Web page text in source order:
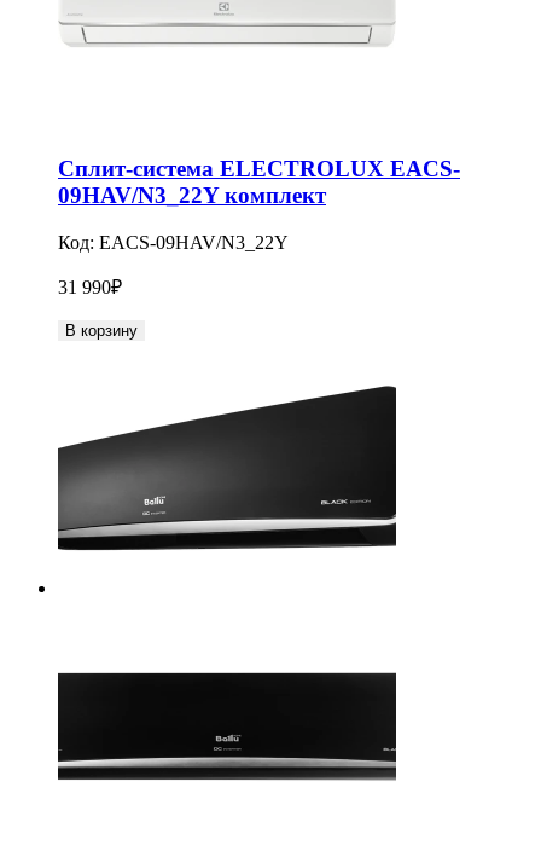
Сплит-система ELECTROLUX EACS-
09HAV/N3_22Y комплект
Код: EACS-09HAV/N3_22Y
31 990₽
В корзину